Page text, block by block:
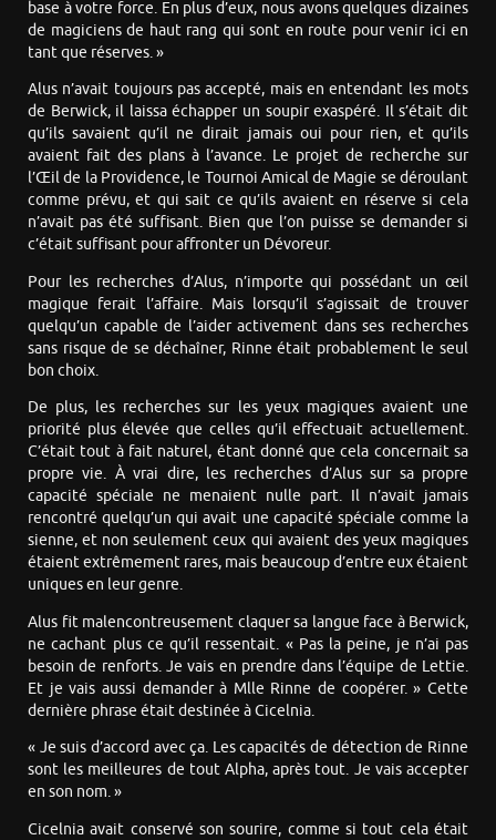
base à votre force. En plus d’eux, nous avons quelques dizaines
de magiciens de haut rang qui sont en route pour venir ici en
tant que réserves. »
Alus n’avait toujours pas accepté, mais en entendant les mots
de Berwick, il laissa échapper un soupir exaspéré. Il s’était dit
qu’ils savaient qu’il ne dirait jamais oui pour rien, et qu’ils
avaient fait des plans à l’avance. Le projet de recherche sur
l’Œil de la Providence, le Tournoi Amical de Magie se déroulant
comme prévu, et qui sait ce qu’ils avaient en réserve si cela
n’avait pas été suffisant. Bien que l’on puisse se demander si
c’était suffisant pour affronter un Dévoreur.
Pour les recherches d’Alus, n’importe qui possédant un œil
magique ferait l’affaire. Mais lorsqu’il s’agissait de trouver
quelqu’un capable de l’aider activement dans ses recherches
sans risque de se déchaîner, Rinne était probablement le seul
bon choix.
De plus, les recherches sur les yeux magiques avaient une
priorité plus élevée que celles qu’il effectuait actuellement.
C’était tout à fait naturel, étant donné que cela concernait sa
propre vie. À vrai dire, les recherches d’Alus sur sa propre
capacité spéciale ne menaient nulle part. Il n’avait jamais
rencontré quelqu’un qui avait une capacité spéciale comme la
sienne, et non seulement ceux qui avaient des yeux magiques
étaient extrêmement rares, mais beaucoup d’entre eux étaient
uniques en leur genre.
Alus fit malencontreusement claquer sa langue face à Berwick,
ne cachant plus ce qu’il ressentait. « Pas la peine, je n’ai pas
besoin de renforts. Je vais en prendre dans l’équipe de Lettie.
Et je vais aussi demander à Mlle Rinne de coopérer. » Cette
dernière phrase était destinée à Cicelnia.
« Je suis d’accord avec ça. Les capacités de détection de Rinne
sont les meilleures de tout Alpha, après tout. Je vais accepter
en son nom. »
Cicelnia avait conservé son sourire, comme si tout cela était